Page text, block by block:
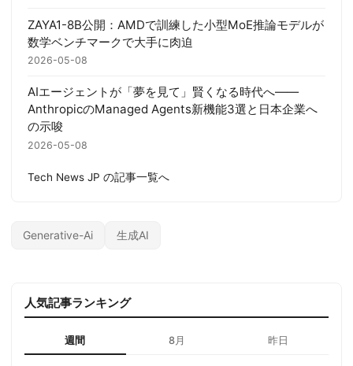
ZAYA1-8B公開：AMDで訓練した小型MoE推論モデルが
数学ベンチマークで大手に肉迫
2026-05-08
AIエージェントが「夢を見て」賢くなる時代へ——
AnthropicのManaged Agents新機能3選と日本企業へ
の示唆
2026-05-08
Tech News JP の記事一覧へ
Generative-Ai 生成AI
人気記事ランキング
週間 8月 昨日